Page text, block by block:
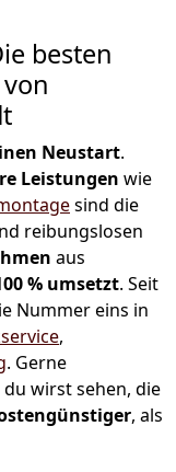
besten
Neustart.
Leistungen wie
sind die
reibungslosen
aus
% umsetzt. Seit
Nummer eins in
,
. Gerne
wirst sehen, die
, als